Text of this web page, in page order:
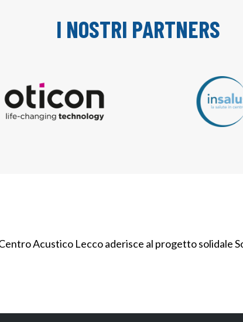
I NOSTRI PARTNERS
Acustico Lecco aderisce al progetto solidale